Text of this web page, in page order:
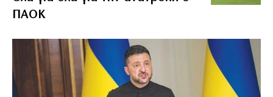
ΠΑΟΚ